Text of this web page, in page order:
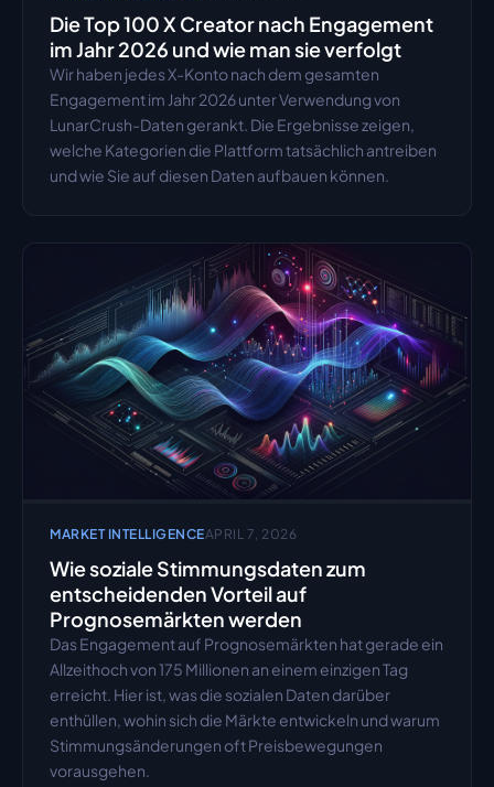
Die Top 100 X Creator nach Engagement
im Jahr 2026 und wie man sie verfolgt
Wir haben jedes X-Konto nach dem gesamten
Engagement im Jahr 2026 unter Verwendung von
LunarCrush-Daten gerankt. Die Ergebnisse zeigen,
welche Kategorien die Plattform tatsächlich antreiben
und wie Sie auf diesen Daten aufbauen können.
MARKET INTELLIGENCEAPRIL 7, 2026
Wie soziale Stimmungsdaten zum
entscheidenden Vorteil auf
Prognosemärkten werden
Das Engagement auf Prognosemärkten hat gerade ein
Allzeithoch von 175 Millionen an einem einzigen Tag
erreicht. Hier ist, was die sozialen Daten darüber
enthüllen, wohin sich die Märkte entwickeln und warum
Stimmungsänderungen oft Preisbewegungen
vorausgehen.